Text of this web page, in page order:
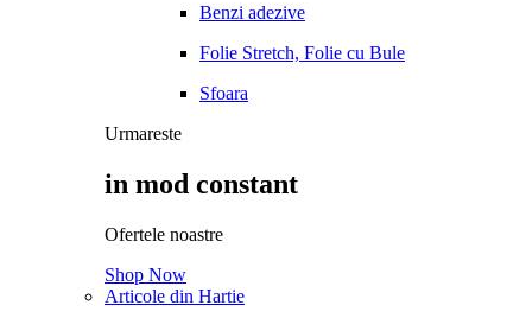
Benzi adezive
Folie Stretch, Folie cu Bule
Sfoara
Urmareste
in mod constant
Ofertele noastre
Shop Now
Articole din Hartie